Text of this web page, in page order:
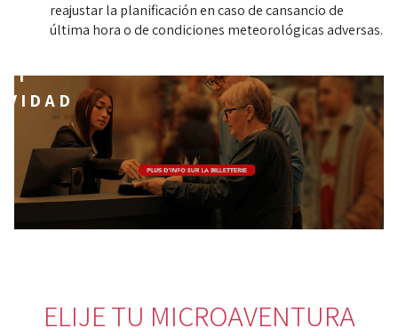
reajustar la planificación en caso de cansancio de
última hora o de condiciones meteorológicas adversas.
MI
ELIJE TU MICROAVENTURA